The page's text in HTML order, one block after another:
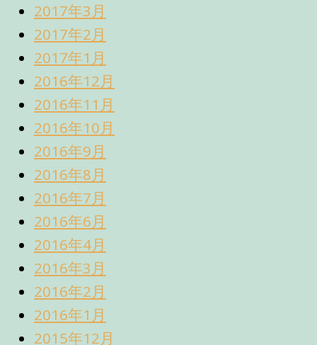
2017年3月
2017年2月
2017年1月
2016年12月
2016年11月
2016年10月
2016年9月
2016年8月
2016年7月
2016年6月
2016年4月
2016年3月
2016年2月
2016年1月
2015年12月